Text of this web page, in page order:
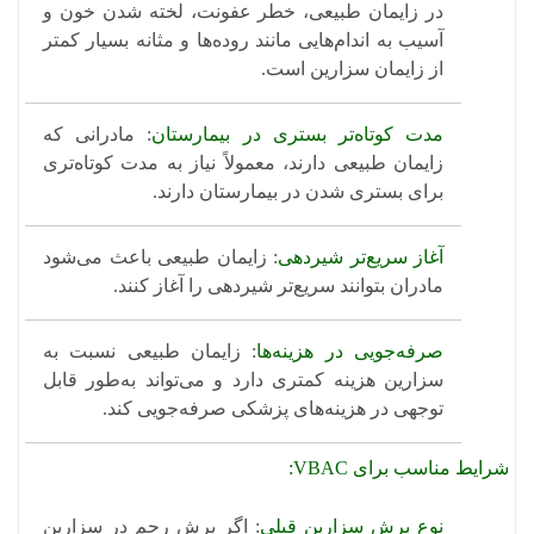
در زایمان طبیعی، خطر عفونت، لخته شدن خون و
آسیب به اندام‌هایی مانند روده‌ها و مثانه بسیار کمتر
از زایمان سزارین است.
مدت کوتاه‌تر بستری در بیمارستان: مادرانی که
زایمان طبیعی دارند، معمولاً نیاز به مدت کوتاه‌تری
برای بستری شدن در بیمارستان دارند.
آغاز سریع‌تر شیردهی: زایمان طبیعی باعث می‌شود
مادران بتوانند سریع‌تر شیردهی را آغاز کنند.
صرفه‌جویی در هزینه‌ها: زایمان طبیعی نسبت به
سزارین هزینه کمتری دارد و می‌تواند به‌طور قابل
توجهی در هزینه‌های پزشکی صرفه‌جویی کند.
شرایط مناسب برای VBAC:
نوع برش سزارین قبلی: اگر برش رحم در سزارین
کد متن چشمک زن